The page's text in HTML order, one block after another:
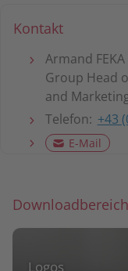
Kontakt
Armand FEKA
Group Head
and
Telefon: +43
E-Mail
Downloadbereich
Logos